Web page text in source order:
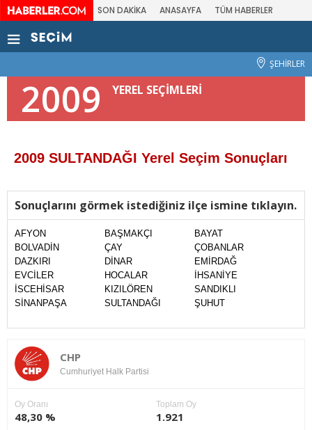
SON DAKİKA ANASAYFA TÜM HABERLER
ŞEHİRLER
2009 YEREL SEÇİMLERİ
2009 SULTANDAĞI Yerel Seçim Sonuçları
Sonuçlarını görmek istediğiniz ilçe ismine tıklayın.
AFYON BAŞMAKÇI
BAYAT
BOLVADİN
ÇAY
ÇOBANLAR
DAZKIRI
DİNAR
EMİRDAĞ
EVCİLER
HOCALAR
İHSANİYE
İSCEHİSAR
KIZILÖREN
SANDIKLI
SİNANPAŞA
SULTANDAĞI ŞUHUT
CHP
Cumhuriyet Halk Partisi
Oy Oranı
48,30 %
Toplam Oy
1.921